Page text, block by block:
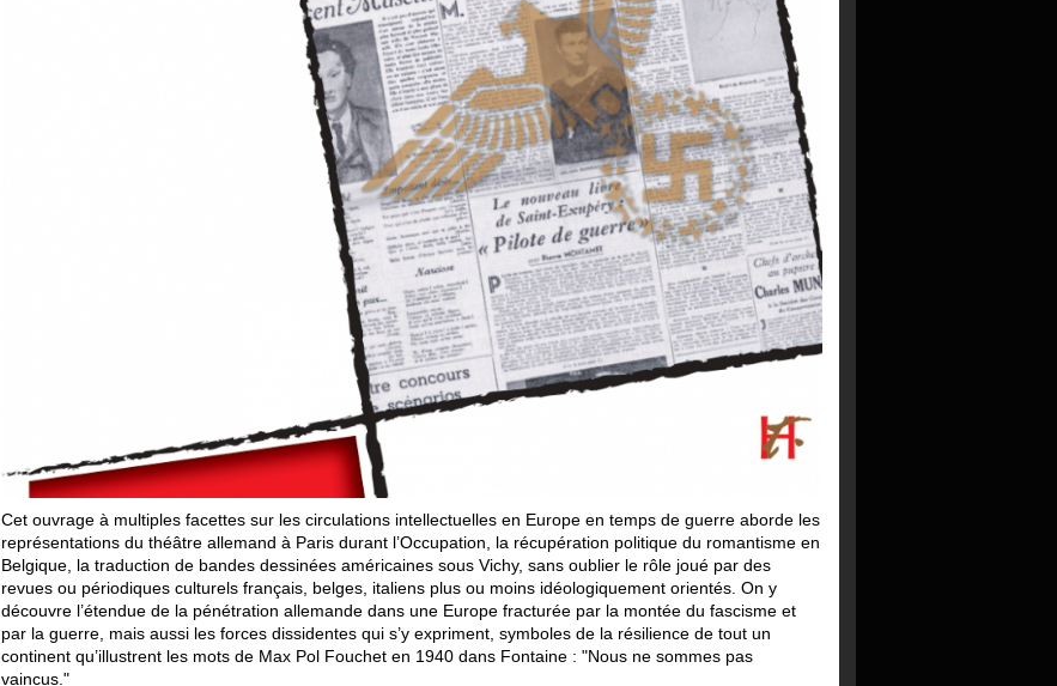
Cet ouvrage à multiples facettes sur les circulations intellectuelles en Europe en temps de guerre aborde les
représentations du théâtre allemand à Paris durant l’Occupation, la récupération politique du romantisme en
Belgique, la traduction de bandes dessinées américaines sous Vichy, sans oublier le rôle joué par des
revues ou périodiques culturels français, belges, italiens plus ou moins idéologiquement orientés. On y
découvre l’étendue de la pénétration allemande dans une Europe fracturée par la montée du fascisme et
par la guerre, mais aussi les forces dissidentes qui s’y expriment, symboles de la résilience de tout un
continent qu’illustrent les mots de Max Pol Fouchet en 1940 dans Fontaine : "Nous ne sommes pas
vaincus."